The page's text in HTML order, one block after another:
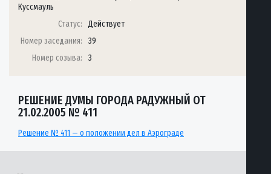
Куссмауль
Статус:
Действует
Номер заседания:
39
Номер созыва:
3
РЕШЕНИЕ ДУМЫ ГОРОДА РАДУЖНЫЙ ОТ
21.02.2005 № 411
Решение № 411 — о положении дел в Аэрограде